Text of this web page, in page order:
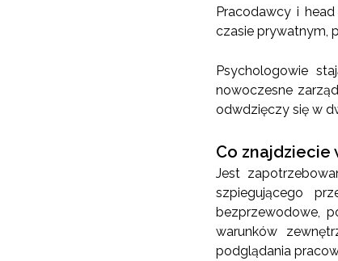
Pracodawcy i
czasie prywatnym,
Psychologowie
nowoczesne
odwdzięczy się w
Co znajdziecie
Jest
szpiegującego
bezprzewodowe,
warunków
podglądania